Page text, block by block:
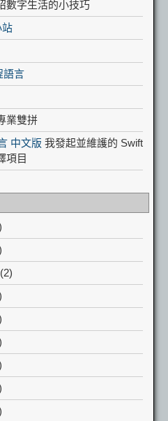
數字生活的小技巧
站
語言
業雙拼
中文版 我發起並維護的 Swift
項目
(2)